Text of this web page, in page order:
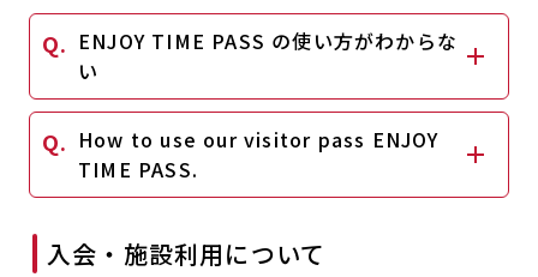
休会お手続き オプション料金
アクセス 店舗情報・サービス
よくあるご質問
入会するトップ
Appで入会手続き料金・サービス等詳しく見る
入会を悩まれている方へトップ
キャンペーン
JOYFIT総合トップ JOYFIT
JOYFIT24 JOYFIT YOGA
ENJOY TIME PASS の使い方がわからな
い
How to use our visitor pass ENJOY
TIME PASS.
入会・施設利用について